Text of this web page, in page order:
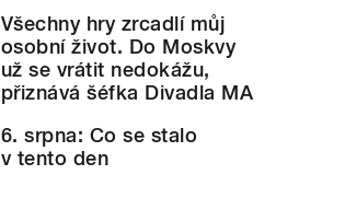
Všechny hry zrcadlí můj
osobní život. Do Moskvy
už se vrátit nedokážu,
přiznává šéfka Divadla MA
6. srpna: Co se stalo
v tento den